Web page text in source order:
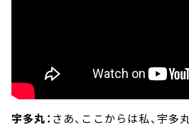
宇多丸： さあ、ここからは私、宇多